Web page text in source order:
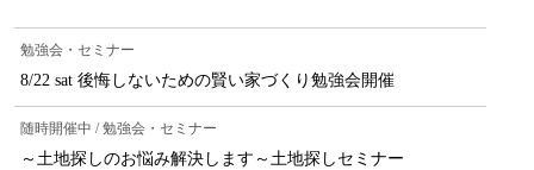
勉強会・セミナー
8/22 sat 後悔しないための賢い家づくり勉強会開催
随時開催中 / 勉強会・セミナー
～土地探しのお悩み解決します～土地探しセミナー